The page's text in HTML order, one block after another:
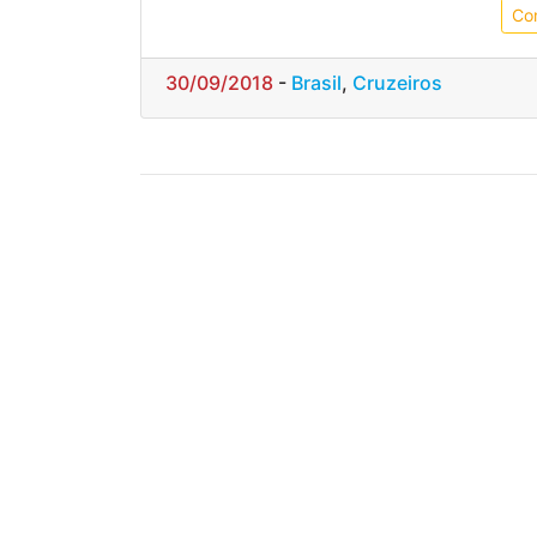
30/09/2018 - Brasil, Cruzeiros